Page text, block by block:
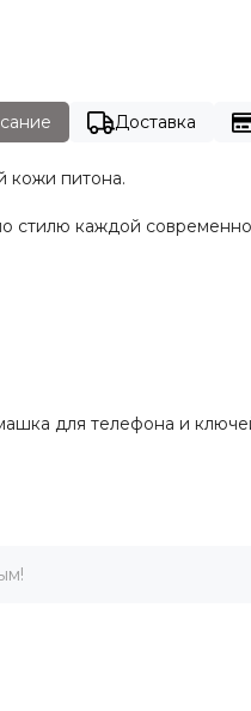
Доставка
кожи питона.
стилю каждой
для телефона и